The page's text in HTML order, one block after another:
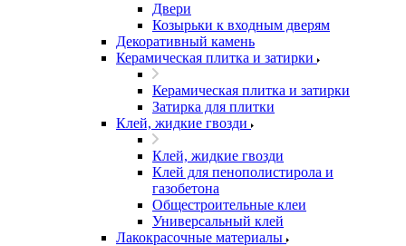
Двери
Козырьки к входным дверям
Декоративный камень
Керамическая плитка и затирки
Керамическая плитка и затирки
Затирка для плитки
Клей, жидкие гвозди
Клей, жидкие гвозди
Клей для пенополистирола и
газобетона
Общестроительные клеи
Универсальный клей
Лакокрасочные материалы